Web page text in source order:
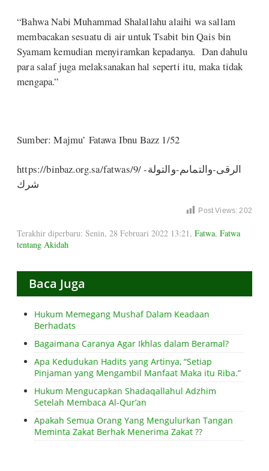
“Bahwa Nabi Muhammad Shalallahu alaihi wa sallam
membacakan sesuatu di air untuk Tsabit bin Qais bin
Syamam kemudian menyiramkan kepadanya. Dan dahulu
para salaf juga melaksanakan hal seperti itu, maka tidak
mengapa.”
Sumber: Majmu’ Fatawa Ibnu Bazz 1/52
https://binbaz.org.sa/fatwas/9/ الرقى-والتماىم-والتولة-
شرك
Post Views: 202
Terakhir diperbaru: Senin, 28 Februari 2022 13:21, Fatwa, Fatwa
tentang Akidah
Baca Juga
Hukum Memegang Mushaf Dalam Keadaan
Berhadats
Bagaimana Caranya Agar Ikhlas dalam Beramal?
Apa Kedudukan Hadits yang Artinya, “Setiap
Pinjaman yang Mengambil Manfaat Maka itu Riba.”
Hukum Mengucapkan Shadaqallahul Adzhim
Setelah Membaca Al-Qur’an
Apakah Semua Orang Yang Mengulurkan Tangan
Meminta Zakat Berhak Menerima Zakat ??